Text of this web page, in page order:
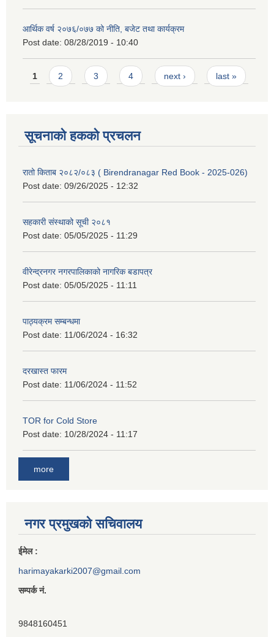
आर्थिक वर्ष २०७६/०७७ को नीति, बजेट तथा कार्यक्रम
Post date: 08/28/2019 - 10:40
Pages
1 2 3 4 next › last »
सूचनाको हकको प्रचलन
रातो किताब २०८२/०८३ ( Birendranagar Red Book - 2025-026)
Post date: 09/26/2025 - 12:32
सहकारी संस्थाको सूची २०८१
Post date: 05/05/2025 - 11:29
वीरेन्द्रनगर नगरपालिकाको नागरिक बडापत्र
Post date: 05/05/2025 - 11:11
पाठ्यक्रम सम्बन्धमा
Post date: 11/06/2024 - 16:32
दरखास्त फारम
Post date: 11/06/2024 - 11:52
TOR for Cold Store
Post date: 10/28/2024 - 11:17
more
नगर प्रमुखको सचिवालय
ईमेल :
harimayakarki2007@gmail.com
सम्पर्क नं.
9848160451